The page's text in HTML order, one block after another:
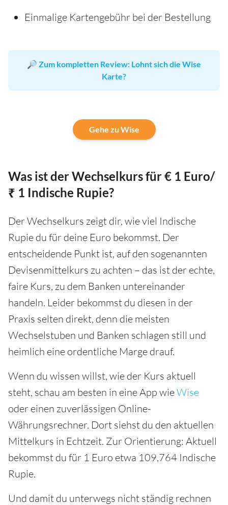
Einmalige Kartengebühr bei der Bestellung
🔎 Zum kompletten Review: Lohnt sich die Wise
Karte?
Gehe zu Wise
Was ist der Wechselkurs für € 1 Euro/
₹ 1 Indische Rupie?
Der Wechselkurs zeigt dir, wie viel Indische
Rupie du für deine Euro bekommst. Der
entscheidende Punkt ist, auf den sogenannten
Devisenmittelkurs zu achten – das ist der echte,
faire Kurs, zu dem Banken untereinander
handeln. Leider bekommst du diesen in der
Praxis selten direkt, denn die meisten
Wechselstuben und Banken schlagen still und
heimlich eine ordentliche Marge drauf.
Wenn du wissen willst, wie der Kurs aktuell
steht, schau am besten in eine App wieWise
oder einen zuverlässigen Online-
Währungsrechner. Dort siehst du den aktuellen
Mittelkurs in Echtzeit. Zur Orientierung: Aktuell
bekommst du für 1 Euro etwa 109,764 Indische
Rupie.
Und damit du unterwegs nicht ständig rechnen